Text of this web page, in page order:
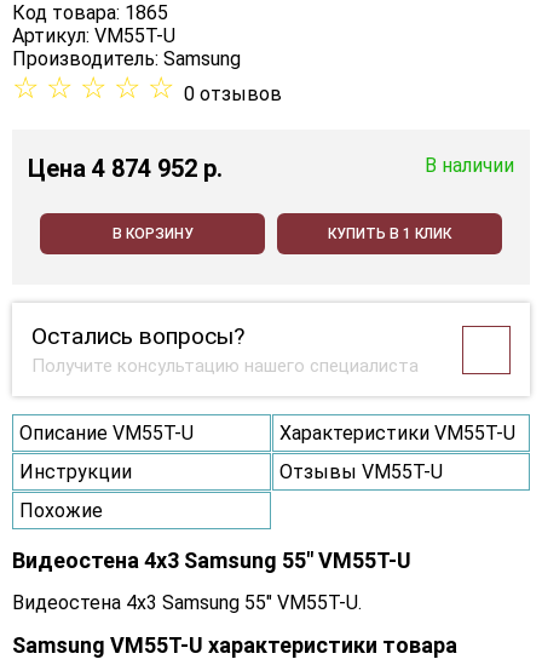
Код товара: 1865
Артикул: VM55T-U
Производитель: Samsung
☆ ☆ ☆ ☆ ☆ 0 отзывов
Цена 4 874 952 p. В наличии
В КОРЗИНУ КУПИТЬ В 1 КЛИК
Остались вопросы?
Получите консультацию нашего специалиста
Описание VM55T-U
Характеристики VM55T-U
Инструкции
Отзывы VM55T-U
Похожие
Видеостена 4x3 Samsung 55" VM55T-U
Видеостена 4x3 Samsung 55" VM55T-U.
Samsung VM55T-U характеристики товара